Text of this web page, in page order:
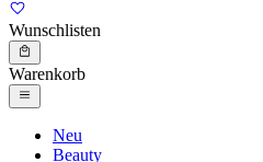
Wunschlisten
Warenkorb
Neu
Beauty